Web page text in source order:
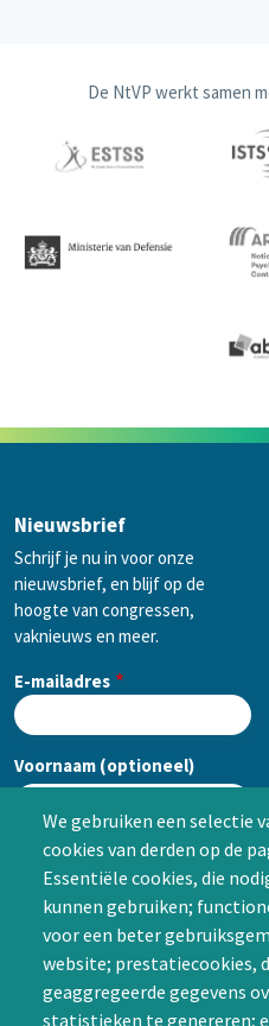
We gebruiken een selectie
cookies van derden op de
Essentiële cookies, die
kunnen gebruiken;
voor een beter
website; prestatiecookies,
geaggregeerde gegevens
statistieken te genereren;
De NtVP werkt samen
Nieuwsbrief
Schrijf je nu in voor onze
nieuwsbrief, en blijf op de
hoogte van congressen,
vaknieuws en meer.
E-mailadres
Voornaam (optioneel)
Achternaam (optioneel)
CAPTCHA